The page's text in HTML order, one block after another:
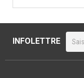
INFOLETTRE